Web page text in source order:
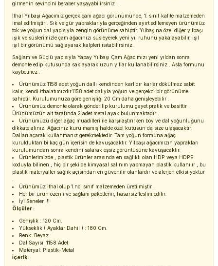
girmenin sevincini beraber yaşayabilirsiniz .
İthal Yılbaşı Ağacımız gerçek çam ağacı görünümünde, 1. sınıf kalite malzemeden
imal edilmiştir . Sık ve gür yapraklarıyla gerçeğinden ayırt edilemeyen ürünümüz
tok ve yoğun dal yapısıyla zengin görünüme sahiptir. Yılbaşına özel diğer yılbaşı
ışık ve süslerimizle çam ağacınızı süsleyerek yeni yıl ruhunu yakalayabilir, ışıl
ışıl bir görünümü sağlayarak kalpleri ısıtabilirsiniz.
Sağlam ve Güçlü yapısıyla Yapay Yılbaşı Çam Ağacımızı yeni yıldan sonra
demonte edip kutusunda saklayarak uzun yıllar kullanabilirsiniz . Asla formunu
kaybetmez .
Ürünümüz 1158 adet yoğun dallı kendinden karlıdır karlar dökülmez sabit
kalır, kendi ithalatımızdır.1158 adet dalıyla yoğun ve gerçekci bir görünüme
sahiptir. Kurulumunuza göre genişliği 20 Cm daha genişleyebilir .
Ürünümüz demonte olarak gönderilip kurulumu gayet pratik ve basittir .
Ürünümüzün alt tarafında 2 adet metal ayak bulunmaktadır .
Ürünümüzü diğer ağaç muadilleri ile karşılaştırırken boy ve dal yoğunluğunu
dikkate alınız. Ağacınız kurulmamış halde özel kutusun da size ulaşacaktır.
Dalları açarak kullanmanız gerekmektedir. Tam yoğun formuna ağaç
kurulduktan bi kaç gün içerisin de kavuşacaktır. Yılbaşı ağacımızın yaprakları
kurulumundan sonra kendini salarak eşsiz görüntüsüne kavuşacaktır.
Ürünlerimizde , plastik ürünler arasında en sağlıklı olan HDP veya HDPE
koduyla bilinen , hiç bir şekilde kimyasal salınım yapmayan plastik kullanılır , bu
plastik materyaller sağlık açısından en güvenilir olanlardır ve alerjen etkisi yoktur
Ürünümüz ithal olup 1.nci sınıf malzemeden üretilmiştir .
Her bir ürün özenli ve sağlam paketlenir, hasarsız teslim edilir.
İyi Seneler !!!
Ölçüler :
Genişlik : 120 Cm.
Yükseklik ( Ayaklar Dahil ) : 180 Cm.
Renk: Beyaz
Dal Sayısı: 1158 Adet
Materyal: Plastik-Metal
İçerik: